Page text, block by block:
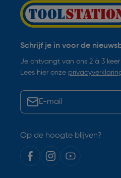
Schrijf je in voor de
Je ontvangt van ons 2 à 3
Lees hier onze
Op de hoogte blijven?